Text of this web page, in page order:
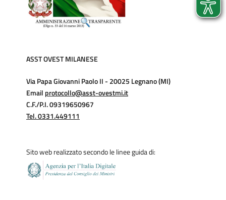
ASST OVEST MILANESE
Via Papa Giovanni Paolo II - 20025 Legnano (MI)
Email protocollo@asst-ovestmi.it
C.F./P.I. 09319650967
Tel. 0331.449111
Sito web realizzato secondo le linee guida di: